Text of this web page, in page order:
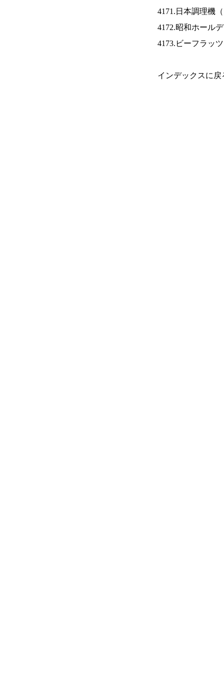
4171.日本調理機（
4172.昭和ホール
4173.ビーフラッ
インデックスに戻